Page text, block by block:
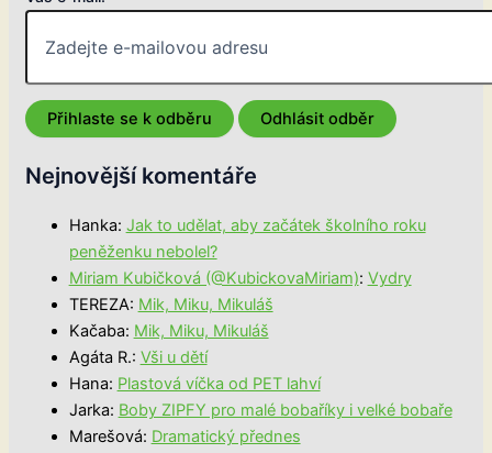
Nejnovější komentáře
Hanka: Jak to udělat, aby začátek školního roku
peněženku nebolel?
Miriam Kubičková (@KubickovaMiriam): Vydry
TEREZA: Mik, Miku, Mikuláš
Kačaba: Mik, Miku, Mikuláš
Agáta R.: Vši u dětí
Hana: Plastová víčka od PET lahví
Jarka: Boby ZIPFY pro malé bobaříky i velké bobaře
Marešová: Dramatický přednes